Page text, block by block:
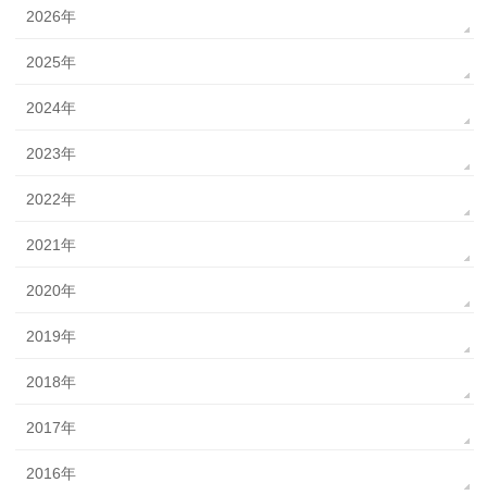
2026年
2025年
2024年
2023年
2022年
2021年
2020年
2019年
2018年
2017年
2016年